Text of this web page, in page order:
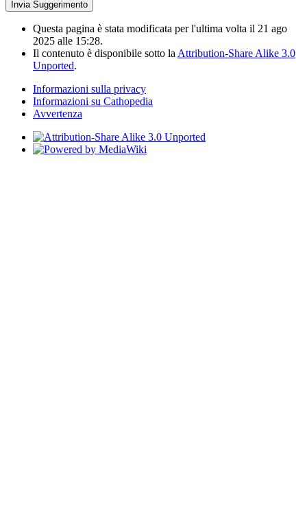
Questa pagina è stata modificata per l'ultima volta il 21 ago
2025 alle 15:28.
Il contenuto è disponibile sotto la Attribution-Share Alike 3.0
Unported.
Informazioni sulla privacy
Informazioni su Cathopedia
Avvertenza